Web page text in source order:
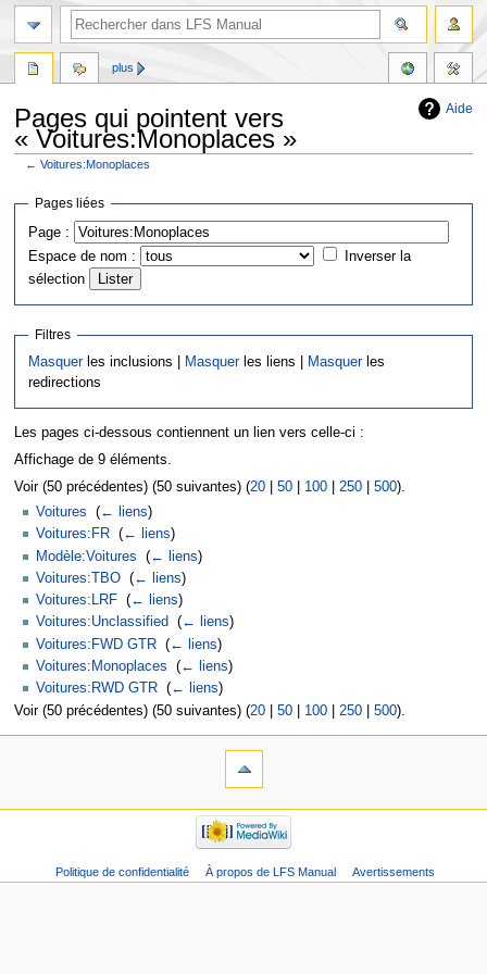
Aide
Pages qui pointent vers
« Voitures:Monoplaces »
←Voitures:Monoplaces
Aller
navigation
Aller
recherche
Pages liées
Page :
Espace de nom :
Inverser la
sélection
Filtres
Masquerles inclusions | Masquerles liens | Masquerles
redirections
Les pages ci-dessous contiennent un lien vers celle-ci :
Affichage de 9 éléments.
Voir (50 précédentes) (50 suivantes) (20| 50| 100| 250| 500).
Voitures
(← liens)
Voitures:FR (← liens)
Modèle:Voitures
(← liens)
Voitures:TBO (← liens)
Voitures:LRF (← liens)
Voitures:Unclassified
(← liens)
Voitures:FWD GTR (← liens)
Voitures:Monoplaces
(← liens)
Voitures:RWD GTR (← liens)
Voir (50 précédentes) (50 suivantes) (20| 50| 100| 250| 500).
plus
Politique de confidentialité À propos de LFS Manual Avertissements